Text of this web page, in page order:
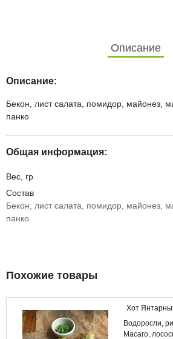
Описание
Описание:
Бекон, лист салата, помидор, майонез,
панко
Общая информация:
Вес, гр
Состав
Бекон, лист салата, помидор, майонез,
панко
Похожие товары
Хот
Водоросли,
Масаго,